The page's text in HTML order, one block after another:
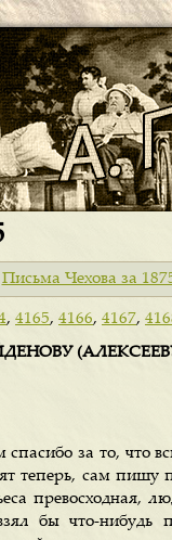
Письма Чехова за
, 4165, 4166, 4167,
за то, что
теперь, сам пишу
превосходная,
бы что-нибудь